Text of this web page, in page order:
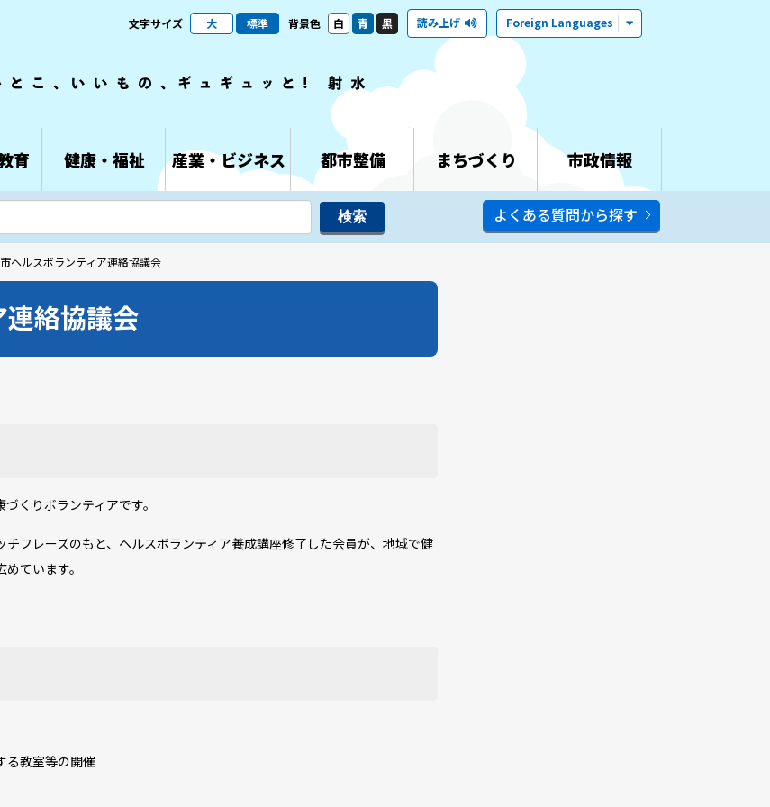
文字サイズ 大 標準 背景色 白 青 黒 読み上げ Foreign Languages
育 健康・福祉 産業・ビジネス 都市整備 まちづくり 市政情報
よくある質問から探す
ヘルスボランティア連絡協議会
絡協議会
くりボランティアです。
フレーズのもと、ヘルスボランティア養成講座修了した会員が、地域で健
ています。
る教室等の開催